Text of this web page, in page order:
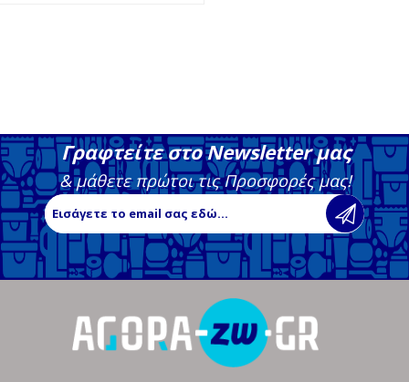
Γραφτείτε στο Newsletter μας
& μάθετε πρώτοι τις Προσφορές μας!